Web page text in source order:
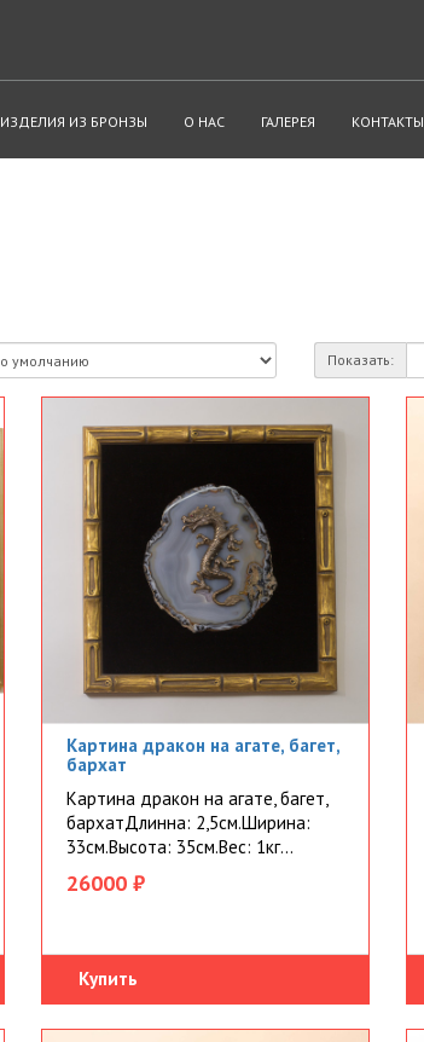
ИЗДЕЛИЯ ИЗ БРОНЗЫ О НАС ГАЛЕРЕЯ КОНТАКТЫ
Показать:
Картина дракон на агате, багет,
бархат
Картина дракон на агате, багет,
бархатДлинна: 2,5см.Ширина:
33см.Высота: 35см.Вес: 1кг...
26000 ₽
Купить